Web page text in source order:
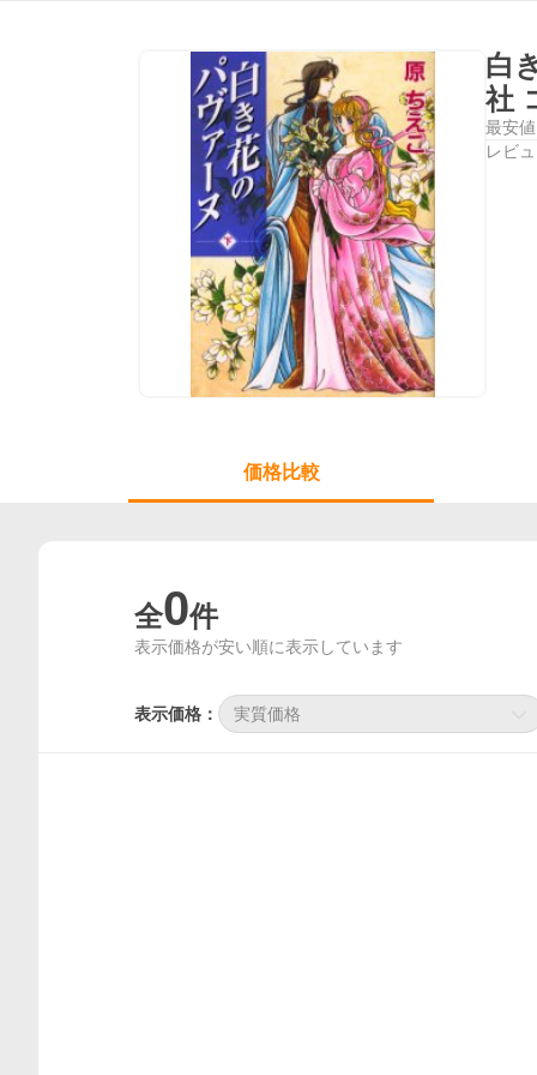
白
社
最安値
レビ
価格比較
全0件
表示価格が安い順に表示しています
表示価格： 実質価格